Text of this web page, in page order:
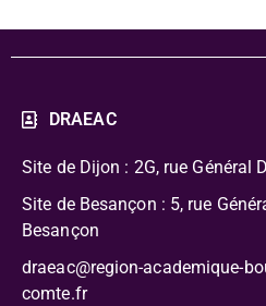
DRAEAC
Site de Dijon : 2G, rue Général
Site de Besançon : 5, rue
Besançon
draeac@region-academique-
comte.fr